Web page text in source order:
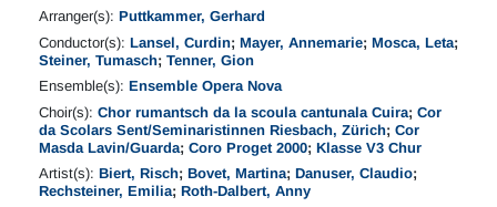
Arranger(s): Puttkammer, Gerhard
Conductor(s): Lansel, Curdin; Mayer, Annemarie; Mosca, Leta;
Steiner, Tumasch; Tenner, Gion
Ensemble(s): Ensemble Opera Nova
Choir(s): Chor rumantsch da la scoula cantunala Cuira; Cor
da Scolars Sent/Seminaristinnen Riesbach, Zürich; Cor
Masda Lavin/Guarda; Coro Proget 2000; Klasse V3 Chur
Artist(s): Biert, Risch; Bovet, Martina; Danuser, Claudio;
Rechsteiner, Emilia; Roth-Dalbert, Anny